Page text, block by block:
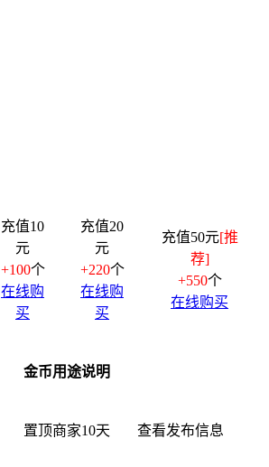
充值10
元
+100个
在线购
买
充值20
元
+220个
在线购
买
充值50元[推
荐]
+550个
在线购买
金币用途说明
置顶商家10天 查看发布信息